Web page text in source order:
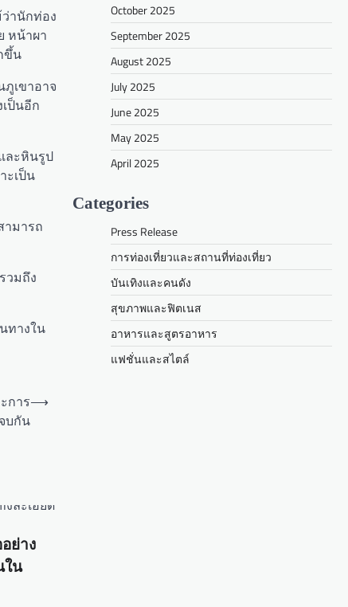
านักท่อง
หน้าผา
ขึ้น
เขาอาจ
ป็นอีก
ละหินรูป
ะเป็น
มารถ
วมถึง
ทางใน
การ
บกัน
⟶
ย่าง
ใน
October 2025
September 2025
August 2025
July 2025
June 2025
May 2025
April 2025
Categories
Press Release
การท่องเที่ยวและสถานที่ท่องเที่ยว
บันเทิงและคนดัง
สุขภาพและฟิตเนส
อาหารและสูตรอาหาร
แฟชั่นและสไตล์